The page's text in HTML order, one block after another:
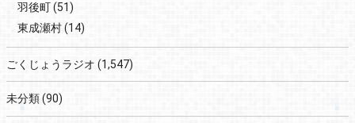
羽後町(51)
東成瀬村(14)
ごくじょうラジオ (1,547)
未分類(90)